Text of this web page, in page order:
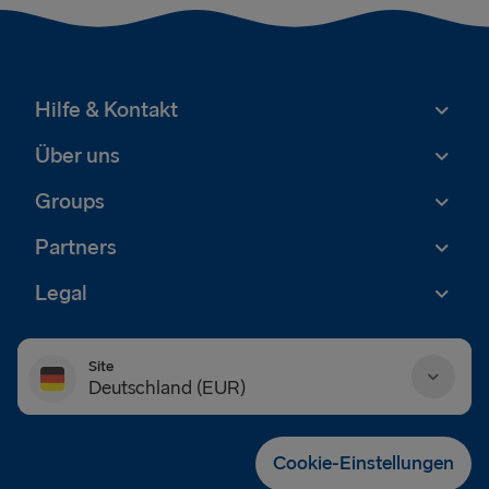
Hilfe & Kontakt
Über uns
Groups
Partners
Legal
Site
Deutschland (EUR)
Cookie-Einstellungen